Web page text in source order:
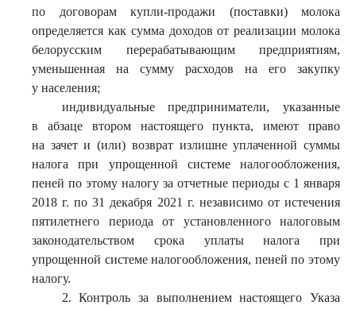
по договорам купли-продажи (поставки) молока
определяется как сумма доходов от реализации молока
белорусским перерабатывающим предприятиям,
уменьшенная на сумму расходов на его закупку
у населения;
индивидуальные предприниматели, указанные
в абзаце втором настоящего пункта, имеют право
на зачет и (или) возврат излишне уплаченной суммы
налога при упрощенной системе налогообложения,
пеней по этому налогу за отчетные периоды с 1 января
2018 г. по 31 декабря 2021 г. независимо от истечения
пятилетнего периода от установленного налоговым
законодательством срока уплаты налога при
упрощенной системе налогообложения, пеней по этому
налогу.
2. Контроль за выполнением настоящего Указа